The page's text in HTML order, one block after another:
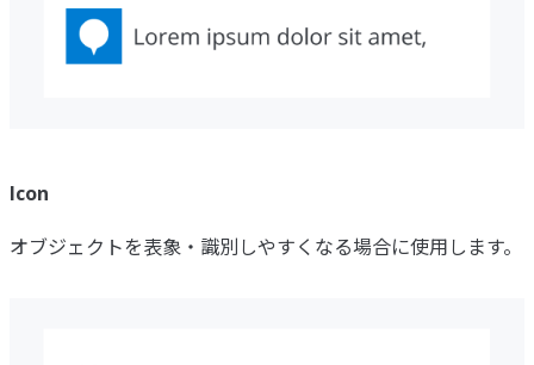
Icon
オブジェクトを表象・識別しやすくなる場合に使用します。